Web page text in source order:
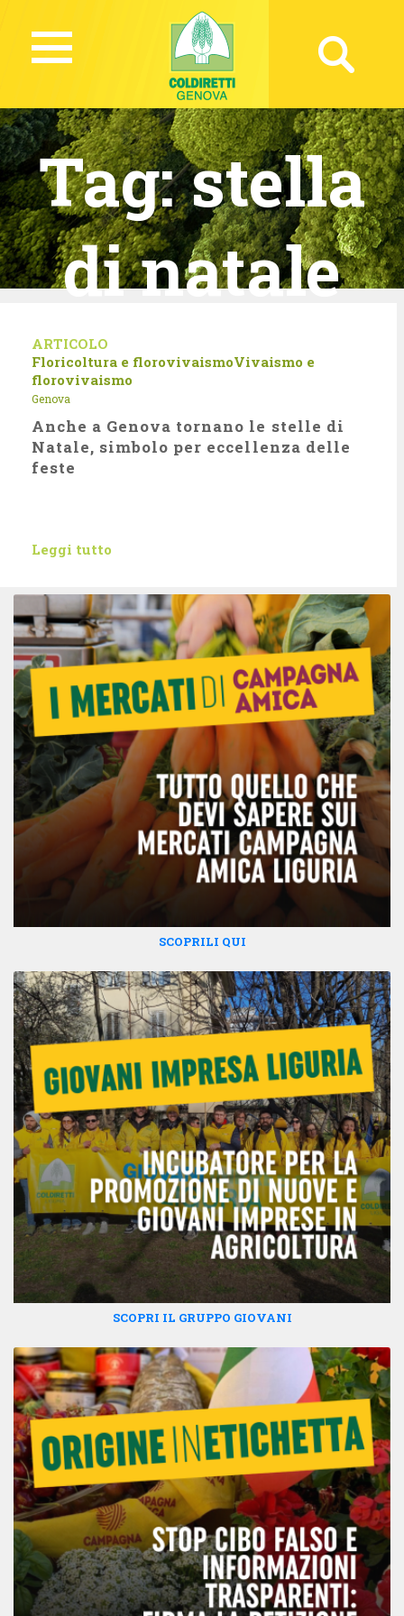
Tag:stella
di natale
ARTICOLO
Floricoltura e florovivaismoVivaismo e
florovivaismo
Genova
Anche a Genova tornano le stelle di
Natale, simbolo per eccellenza delle
feste
Leggi tutto
SCOPRILI QUI
SCOPRI IL GRUPPO GIOVANI